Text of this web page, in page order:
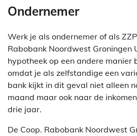
Ondernemer
Werk je als ondernemer of als
Rabobank Noordwest Groningen
hypotheek op een andere manier
omdat je als zelfstandige een
bank kijkt in dit geval niet alleen
maand maar ook naar de
drie jaar.
De Coop. Rabobank Noordwest